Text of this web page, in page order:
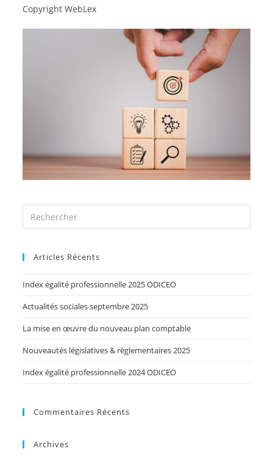
Copyright WebLex
Articles Récents
Index égalité professionnelle 2025 ODICEO
Actualités sociales septembre 2025
La mise en œuvre du nouveau plan comptable
Nouveautés législatives & règlementaires 2025
Index égalité professionnelle 2024 ODICEO
Commentaires Récents
Archives